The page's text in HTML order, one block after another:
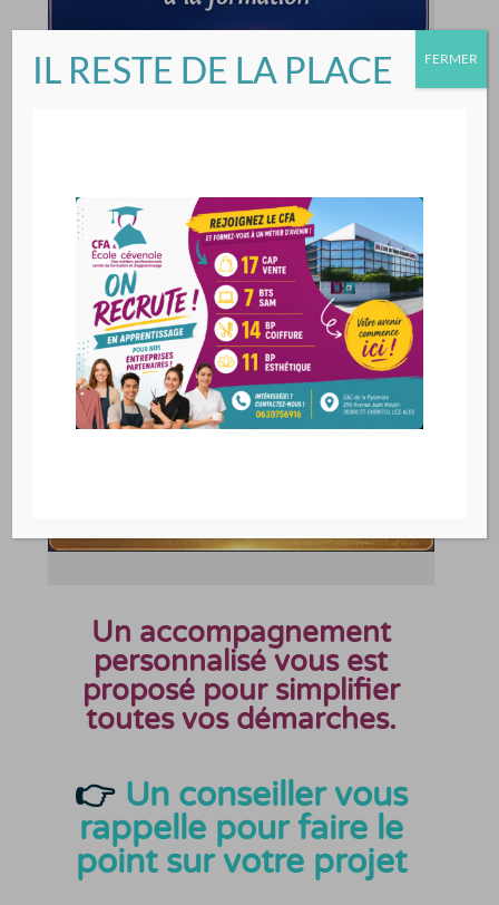
Un accompagnement
personnalisé vous est
proposé pour simplifier
toutes vos démarches.
👉 Un conseiller vous
rappelle pour faire le
point sur votre projet
IL RESTE DE LA PLACE FERMER